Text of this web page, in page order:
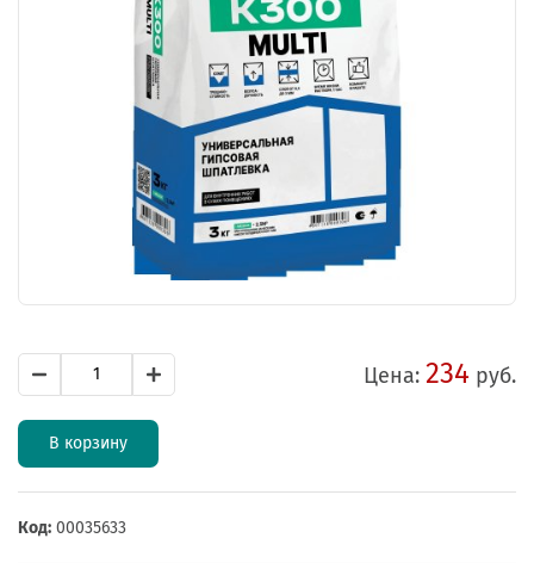
Цена: 234 руб.
В корзину
Код: 00035633